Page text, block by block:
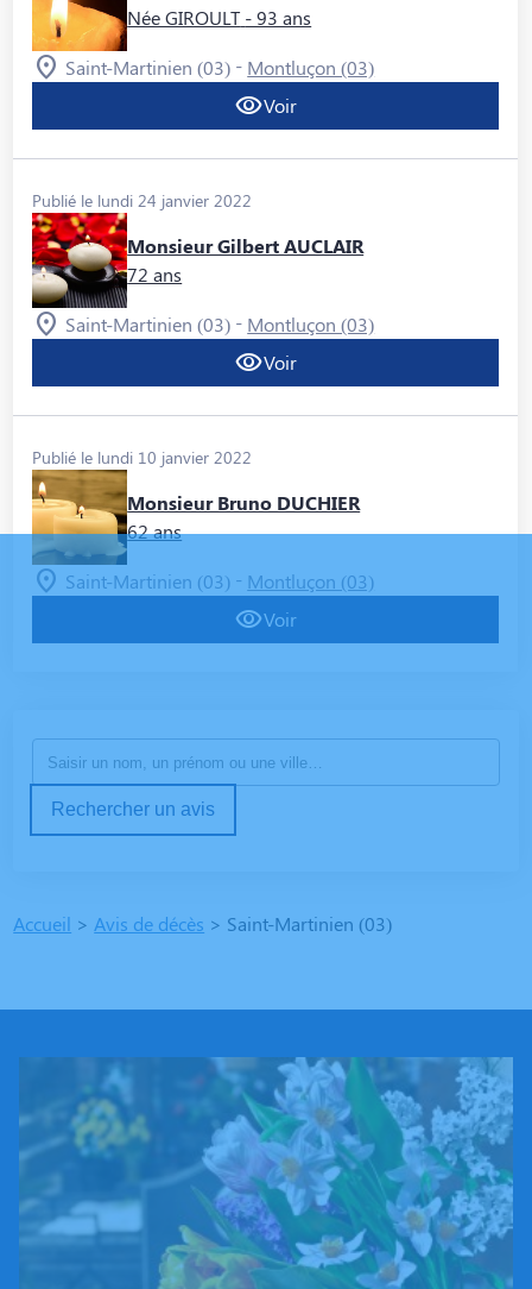
Née GIROULT - 93 ans
Saint-Martinien (03) - Montluçon (03)
Voir
Publié le lundi 24 janvier 2022
Monsieur Gilbert AUCLAIR
72 ans
Saint-Martinien (03) - Montluçon (03)
Voir
Publié le lundi 10 janvier 2022
Monsieur Bruno DUCHIER
62 ans
Saint-Martinien (03) - Montluçon (03)
Voir
Rechercher un avis
Accueil > Avis de décès > Saint-Martinien (03)